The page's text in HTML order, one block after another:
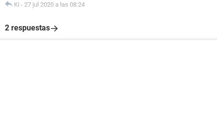
Ki - 27 jul 2020 a las 08:24
2 respuestas